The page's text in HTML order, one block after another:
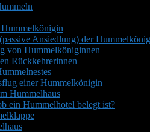
Ansiedlung) der
von Hummelköniginnen
Rückkehrerinnen
einer Hummelkönigin
Hummelhaus
ein Hummelhotel belegt ist?